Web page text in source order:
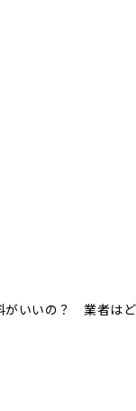
がいいの？ 業者は